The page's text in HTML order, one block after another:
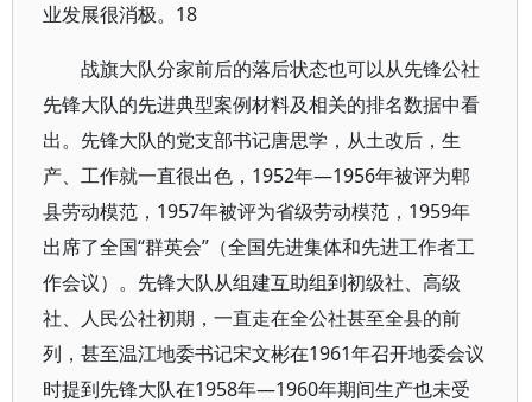
业发展很消极。18
战旗大队分家前后的落后状态也可以从先锋公社
先锋大队的先进典型案例材料及相关的排名数据中看
出。先锋大队的党支部书记唐思学，从土改后，生
产、工作就一直很出色，1952年—1956年被评为郫
县劳动模范，1957年被评为省级劳动模范，1959年
出席了全国“群英会”（全国先进集体和先进工作者工
作会议）。先锋大队从组建互助组到初级社、高级
社、人民公社初期，一直走在全公社甚至全县的前
列，甚至温江地委书记宋文彬在1961年召开地委会议
时提到先锋大队在1958年—1960年期间生产也未受